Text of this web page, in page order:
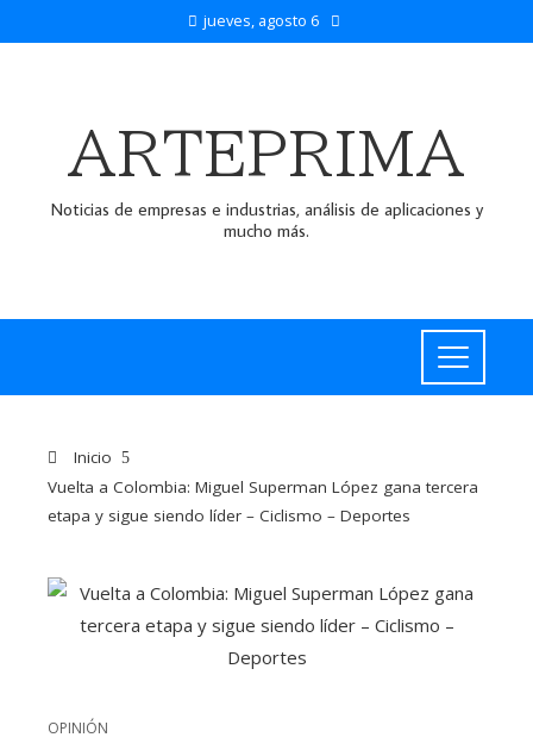
jueves, agosto 6
ARTEPRIMA
Noticias de empresas e industrias, análisis de aplicaciones y
mucho más.
Inicio
Vuelta a Colombia: Miguel Superman López gana tercera
etapa y sigue siendo líder – Ciclismo – Deportes
OPINIÓN